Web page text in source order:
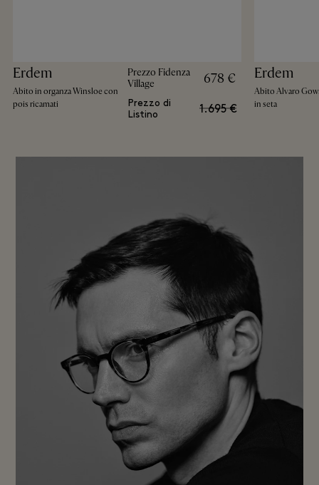
Erdem
Abito in organza Winsloe con
pois ricamati
Prezzo Fidenza
Village
678 €
Prezzo di
Listino
1.695 €
Erdem
Abito Alvaro
in seta